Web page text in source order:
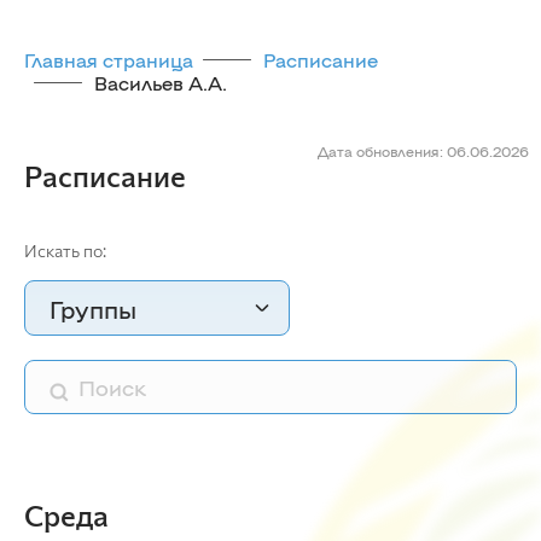
Главная страница
Расписание
Васильев А.А.
Дата обновления: 06.06.2026
Расписание
Искать по:
Группы
Среда